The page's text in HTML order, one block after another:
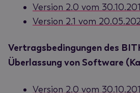
Version 2.0 vom
Version 2.1 vom
Vertragsbedingungen des
Überlassung von Software
Version 2.0 vom